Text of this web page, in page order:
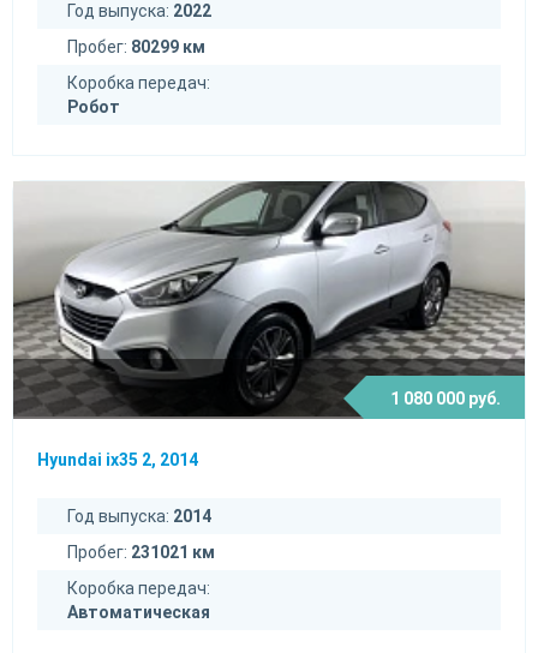
Год выпуска: 2022
Пробег: 80299 км
Коробка передач:
Робот
1 080 000 руб.
Hyundai ix35 2, 2014
Год выпуска: 2014
Пробег: 231021 км
Коробка передач:
Автоматическая